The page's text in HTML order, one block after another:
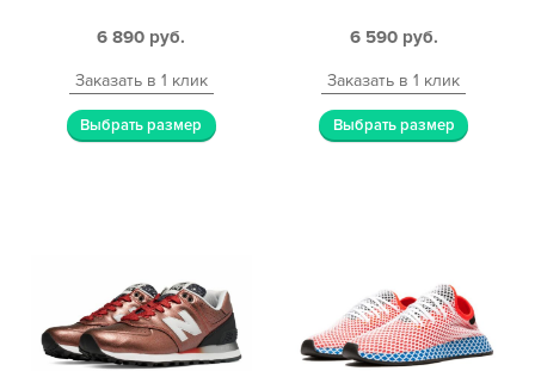
6 890 руб.
Заказать в 1 клик
Выбрать размер
6 590 руб.
Заказать в 1 клик
Выбрать размер